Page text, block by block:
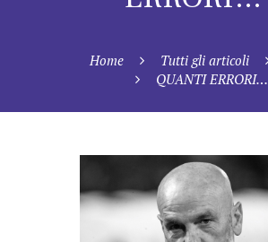
Home Tutti gli articoli
QUANTI ERRORI…